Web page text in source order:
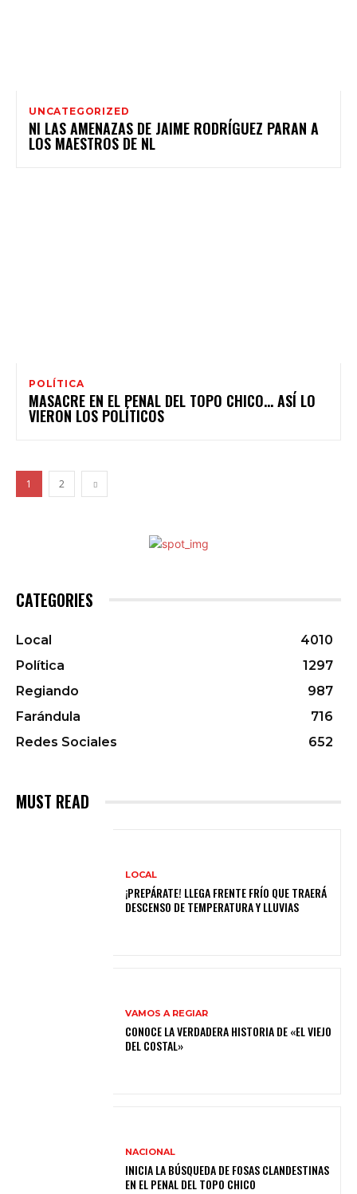
UNCATEGORIZED
NI LAS AMENAZAS DE JAIME RODRÍGUEZ PARAN A
LOS MAESTROS DE NL
POLÍTICA
MASACRE EN EL PENAL DEL TOPO CHICO… ASÍ LO
VIERON LOS POLÍTICOS
1 2
CATEGORIES
Local
4010
Política
1297
Regiando
987
Farándula
716
Redes Sociales
652
MUST READ
LOCAL
¡PREPÁRATE! LLEGA FRENTE FRÍO QUE TRAERÁ
DESCENSO DE TEMPERATURA Y LLUVIAS
VAMOS A REGIAR
CONOCE LA VERDADERA HISTORIA DE «EL VIEJO
DEL COSTAL»
NACIONAL
INICIA LA BÚSQUEDA DE FOSAS CLANDESTINAS
EN EL PENAL DEL TOPO CHICO